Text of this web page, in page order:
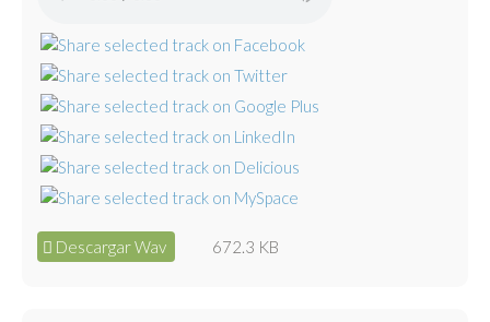
Descargar Wav 672.3 KB